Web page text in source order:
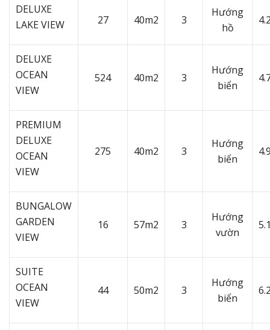
DELUXE
LAKE VIEW
27 40m2 3
Hướng
hồ
DELUXE
OCEAN
VIEW
524 40m2 3
Hướng
biển
PREMIUM
DELUXE
OCEAN
VIEW
275 40m2 3
Hướng
biển
BUNGALOW
GARDEN
VIEW
16 57m2 3
Hướng
vườn
SUITE
OCEAN
VIEW
44 50m2 3
Hướng
biển